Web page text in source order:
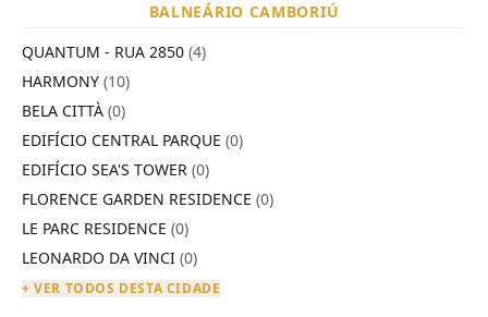
BALNEÁRIO CAMBORIÚ
QUANTUM - RUA 2850 (4)
HARMONY (10)
BELA CITTÀ (0)
EDIFÍCIO CENTRAL PARQUE (0)
EDIFÍCIO SEA'S TOWER (0)
FLORENCE GARDEN RESIDENCE (0)
LE PARC RESIDENCE (0)
LEONARDO DA VINCI (0)
+ VER TODOS DESTA CIDADE